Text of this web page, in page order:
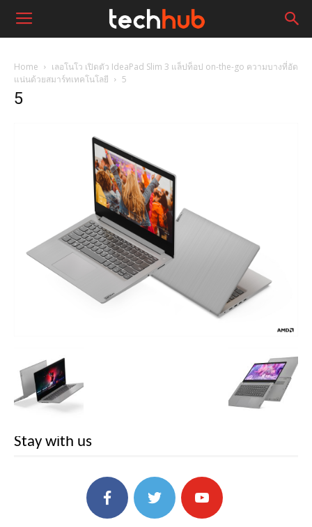
Home
เลอโนโว เปิดตัว IdeaPad Slim 3 แล็ปท็อป on-the-go ความบางที่อัด
แน่นด้วยสมาร์ทเทคโนโลยี
5
5
Stay with us